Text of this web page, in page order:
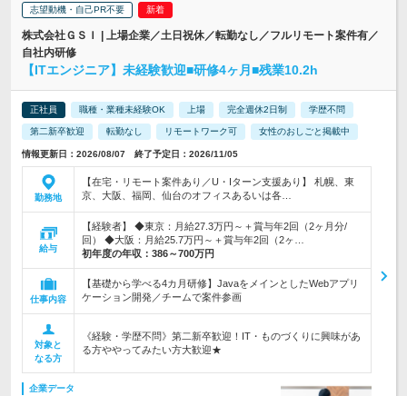
志望動機・自己PR不要
株式会社ＧＳＩ | 上場企業／土日祝休／転勤なし／フルリモート案件有／
自社内研修
【ITエンジニア】未経験歓迎■研修4ヶ月■残業10.2h
正社員 職種・業種未経験OK 上場 完全週休2日制 学歴不問
第二新卒歓迎 転勤なし リモートワーク可 女性のおしごと掲載中
情報更新日：2026/08/07 終了予定日：2026/11/05
勤務地
【在宅・リモート案件あり／U・Iターン支援あり】 札幌、東
京、大阪、福岡、仙台のオフィスあるいは各…
給与
【経験者】 ◆東京：月給27.3万円～＋賞与年2回（2ヶ月分/
回） ◆大阪：月給25.7万円～＋賞与年2回（2ヶ…
初年度の年収： 386～700万円
仕事内容
【基礎から学べる4カ月研修】JavaをメインとしたWebアプリ
ケーション開発／チームで案件参画
対象と
なる方
《経験・学歴不問》第二新卒歓迎！IT・ものづくりに興味があ
る方ややってみたい方大歓迎★
企業データ